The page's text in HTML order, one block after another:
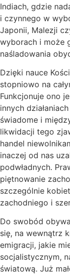
Indiach, gdzie
i czynnego w
Japonii, Malezji
wyborach i może
naśladowania
Dzięki nauce
stopniowo na
Funkcjonuje ono
innych
świadome i
likwidacji tego
handel
inaczej od nas
podwładnych.
piętnowanie
szczególnie
zachodniego i
Do swobód
się, na wewnątrz
emigracji, jakie
socjalistycznym,
światową. Już